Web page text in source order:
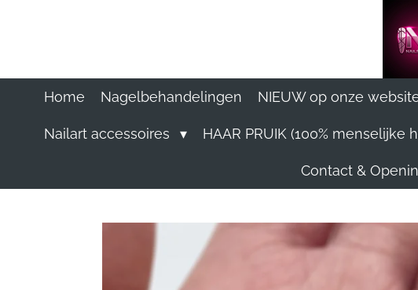
Home Nagelbehandelingen NIEUW op onze
Nailart accessoires HAAR PRUIK (100% menselijke
Contact &